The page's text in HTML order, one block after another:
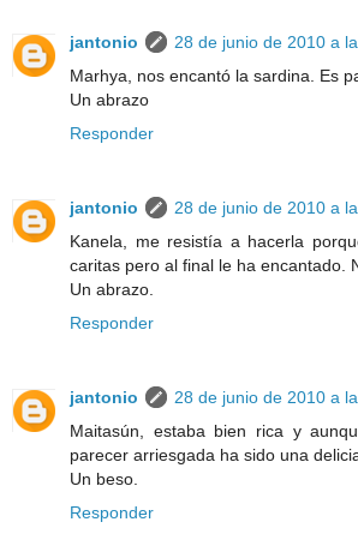
jantonio
28 de junio de 2010 a
Marhya, nos encantó la sardina. Es
Un abrazo
Responder
jantonio
28 de junio de 2010 a
Kanela, me resistía a hacerla
caritas pero al final le ha encantado.
Un abrazo.
Responder
jantonio
28 de junio de 2010 a
Maitasún, estaba bien rica y
parecer arriesgada ha sido una
Un beso.
Responder